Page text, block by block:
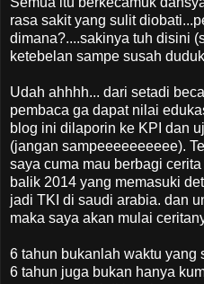
rasa sakit yang sulit
dimana?....sakinya tuh disini
ketebelan sampe susah
Udah ahhhh... dari setadi
pembaca ga dapat nilai
blog ini dilaporin ke KPI dan
(jangan sampeeeeeeeeee).
saya cuma mau berbagi
balik 2014 yang memasuki
jadi TKI di saudi arabia. dan
maka saya akan mulai
6 tahun bukanlah waktu yang
6 tahun juga bukan hanya